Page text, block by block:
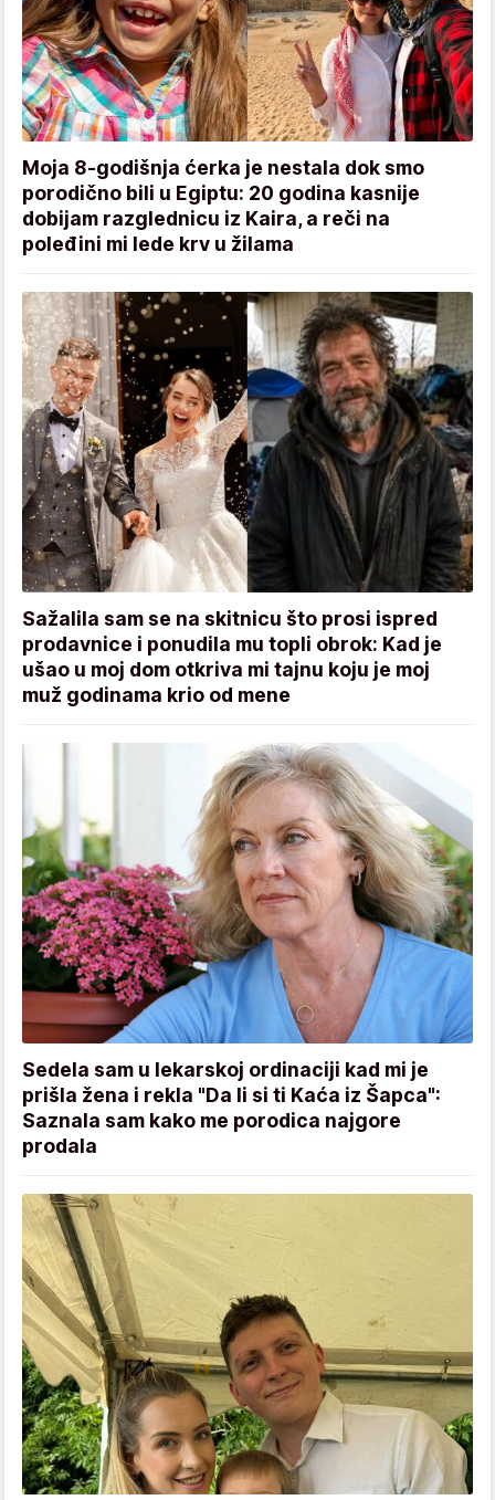
Moja 8-godišnja ćerka je nestala dok smo
porodično bili u Egiptu: 20 godina kasnije
dobijam razglednicu iz Kaira, a reči na
poleđini mi lede krv u žilama
Sažalila sam se na skitnicu što prosi ispred
prodavnice i ponudila mu topli obrok: Kad je
ušao u moj dom otkriva mi tajnu koju je moj
muž godinama krio od mene
Sedela sam u lekarskoj ordinaciji kad mi je
prišla žena i rekla "Da li si ti Kaća iz Šapca":
Saznala sam kako me porodica najgore
prodala